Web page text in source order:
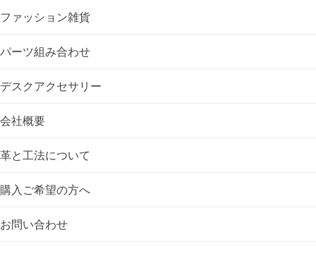
ファッション雑貨
パーツ組み合わせ
デスクアクセサリー
会社概要
革と工法について
購入ご希望の方へ
お問い合わせ